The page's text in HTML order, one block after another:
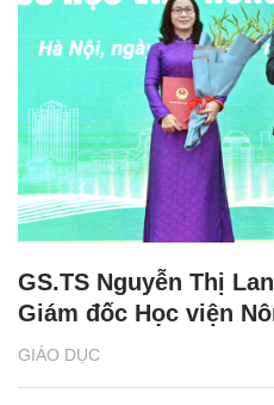
GIÁO DỤC
GS.TS Nguyễn Thị
Giám đốc Học viện